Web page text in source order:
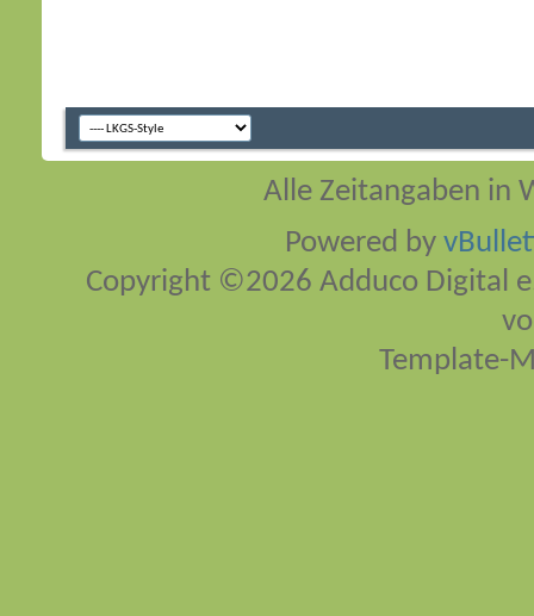
Alle Zeitangaben in
Powered by
Copyright ©2026 Adduco Digital
Template-